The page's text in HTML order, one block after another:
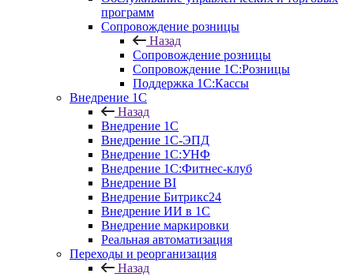
программ
Сопровождение розницы
Назад
Сопровождение розницы
Сопровождение 1С:Розницы
Поддержка 1С:Кассы
Внедрение 1С
Назад
Внедрение 1С
Внедрение 1С-ЭПД
Внедрение 1С:УНФ
Внедрение 1С:Фитнес-клуб
Внедрение BI
Внедрение Битрикс24
Внедрение ИИ в 1С
Внедрение маркировки
Реальная автоматизация
Переходы и реорганизация
Назад